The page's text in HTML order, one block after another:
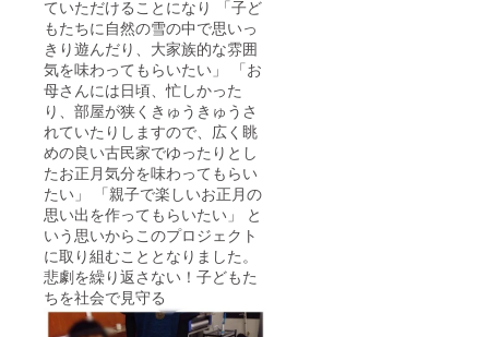
ていただけることになり 「子ど
もたちに自然の雪の中で思いっ
きり遊んだり、大家族的な雰囲
気を味わってもらいたい」 「お
母さんには日頃、忙しかった
り、部屋が狭くきゅうきゅうさ
れていたりしますので、広く眺
めの良い古民家でゆったりとし
たお正月気分を味わってもらい
たい」 「親子で楽しいお正月の
思い出を作ってもらいたい」 と
いう思いからこのプロジェクト
に取り組むこととなりました。
悲劇を繰り返さない！子どもた
ちを社会で見守る